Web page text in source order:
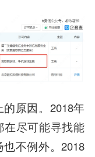
原因。2018年
在尽可能寻找能
不例外。2018